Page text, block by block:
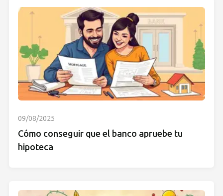
09/08/2025
Cómo conseguir que el banco apruebe tu
hipoteca